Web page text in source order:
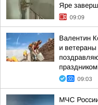
Яре
09:09
Валентин
и ветераны
09:03
МЧС